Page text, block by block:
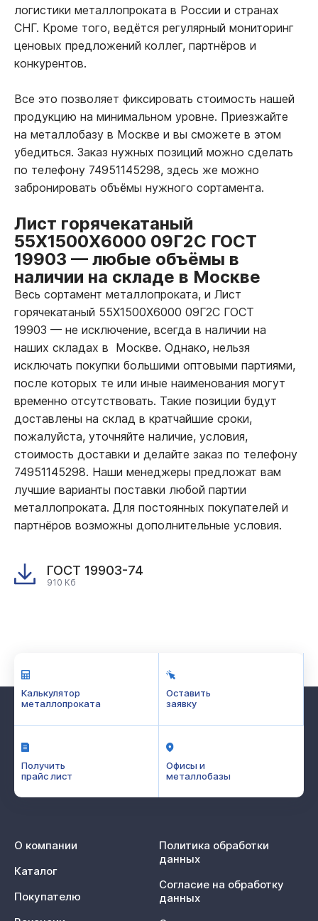
логистики металлопроката в России и странах
СНГ. Кроме того, ведётся регулярный мониторинг
ценовых предложений коллег, партнёров и
конкурентов.
Все это позволяет фиксировать стоимость нашей
продукцию на минимальном уровне. Приезжайте
на металлобазу в Москве и вы сможете в этом
убедиться. Заказ нужных позиций можно сделать
по телефону 74951145298, здесь же можно
забронировать объёмы нужного сортамента.
Лист горячекатаный
55Х1500Х6000 09Г2С ГОСТ
19903 — любые объёмы в
наличии на складе в Москве
Весь сортамент металлопроката, и Лист
горячекатаный 55Х1500Х6000 09Г2С ГОСТ
19903 — не исключение, всегда в наличии на
наших складах в Москве. Однако, нельзя
исключать покупки большими оптовыми партиями,
после которых те или иные наименования могут
временно отсутствовать. Такие позиции будут
доставлены на склад в кратчайшие сроки,
пожалуйста, уточняйте наличие, условия,
стоимость доставки и делайте заказ по телефону
74951145298. Наши менеджеры предложат вам
лучшие варианты поставки любой партии
металлопроката. Для постоянных покупателей и
партнёров возможны дополнительные условия.
ГОСТ 19903-74
910 Кб
Калькулятор
металлопроката
Оставить
заявку
Получить
прайс лист
Офисы и
металлобазы
О компании
Каталог
Покупателю
Политика обработки
данных
Согласие на обработку
данных